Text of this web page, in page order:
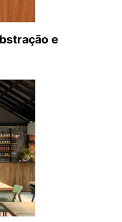
e